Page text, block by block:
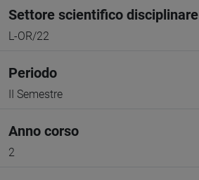
Settore scientifico disciplinare
L-OR/22
Periodo
II Semestre
Anno corso
2